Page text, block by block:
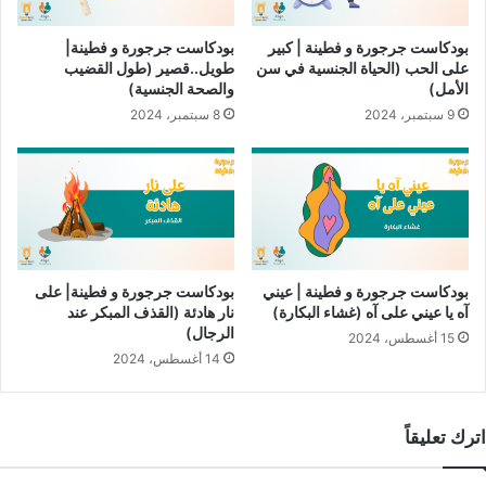
السناريو والإعداد: أسيل ياسين، يامن نوح،نداء رضوان، و
حجازي
الأداء الصوتي: أسيل ياسين.
الإشراف العام: عبيدة فرج الله
من إنتاجراديو النجاح الذي يضمن جودة عالية للبودكاست وتقديم
معلومات دقيقة وموثوقة.
شارك هذا الموضوع:
تويتر فيس بوك البريد الإلكتروني
WhatsApp
LinkedIn
بودكاست جرجورة و فطينة | كبير
على الحب (الحياة الجنسية في سن
الأمل)
9 سبتمبر، 2024
بودكاست جرجورة و فطينة|
طويل..قصير (طول القضيب
والصحة الجنسية)
8 سبتمبر، 2024
بودكاست جرجورة و فطينة | عيني
آه يا عيني على آه (غشاء البكارة)
15 أغسطس، 2024
بودكاست جرجورة و فطينة| على
نار هادئة (القذف المبكر عند
الرجال)
14 أغسطس، 2024
اترك تعليقاً